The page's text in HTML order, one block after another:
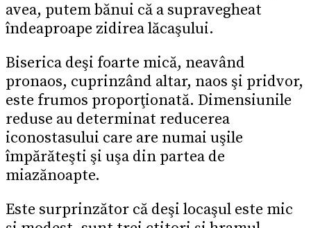
avea, putem bănui că a supravegheat
îndeaproape zidirea lăcaşului.
Biserica deşi foarte mică, neavând
pronaos, cuprinzând altar, naos şi pridvor,
este frumos proporţionată. Dimensiunile
reduse au determinat reducerea
iconostasului care are numai uşile
împărăteşti şi uşa din partea de
miazănoapte.
Este surprinzător că deşi locaşul este mic